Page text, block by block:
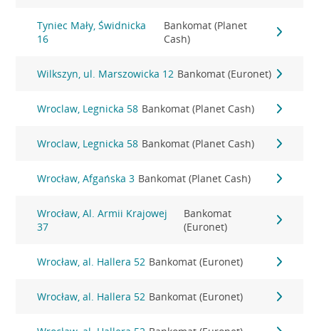
Tyniec Mały, Świdnicka
16
Bankomat (Planet
Cash)
Wilkszyn, ul. Marszowicka 12 Bankomat (Euronet)
Wroclaw, Legnicka 58 Bankomat (Planet Cash)
Wroclaw, Legnicka 58 Bankomat (Planet Cash)
Wrocław, Afgańska 3 Bankomat (Planet Cash)
Wrocław, Al. Armii Krajowej
37
Bankomat
(Euronet)
Wrocław, al. Hallera 52 Bankomat (Euronet)
Wrocław, al. Hallera 52 Bankomat (Euronet)